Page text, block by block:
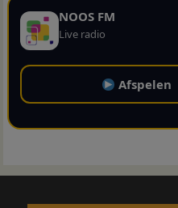
NOOS FM
Live radio
Afspelen